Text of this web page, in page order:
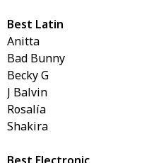
Best Latin
Anitta
Bad Bunny
Becky G
J Balvin
Rosalía
Shakira